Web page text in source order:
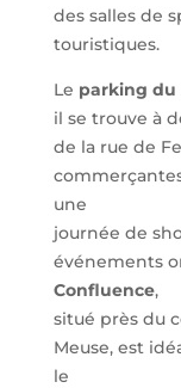
des salles de
touristiques.
Le parking du
il se trouve à
de la rue de
une
journée de
événements
Confluence,
situé près du
Meuse, est
le